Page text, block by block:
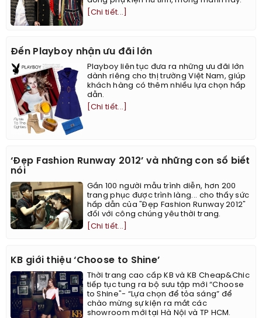
[Chi tiết...]
Đến Playboy nhận ưu đãi lớn
Playboy liên tục đưa ra những ưu đãi lớn
dành riêng cho thị trường Việt Nam, giúp
khách hàng có thêm nhiều lựa chọn hấp
dẫn.
[Chi tiết...]
‘Đẹp Fashion Runway 2012’ và những con số biết
nói
Gần 100 người mẫu trình diễn, hơn 200
trang phục được trình làng... cho thấy sức
hấp dẫn của "Đẹp Fashion Runway 2012"
đối với công chúng yêu thời trang.
[Chi tiết...]
KB giới thiệu ‘Choose to Shine’
Thời trang cao cấp KB và KB Cheap&Chic
tiếp tục tung ra bộ sưu tập mới “Choose
to Shine"- “Lựa chọn để tỏa sáng” để
chào mừng sự kiện ra mắt các
showroom mới tại Hà Nội và TP HCM.